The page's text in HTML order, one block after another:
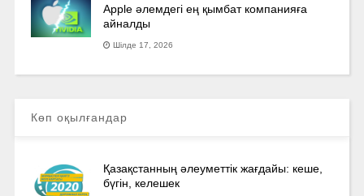
Apple әлемдегі ең қымбат компанияға
айналды
Шілде 17, 2026
Көп оқылғандар
Қазақстанның әлеуметтік жағдайы: кеше,
бүгін, келешек